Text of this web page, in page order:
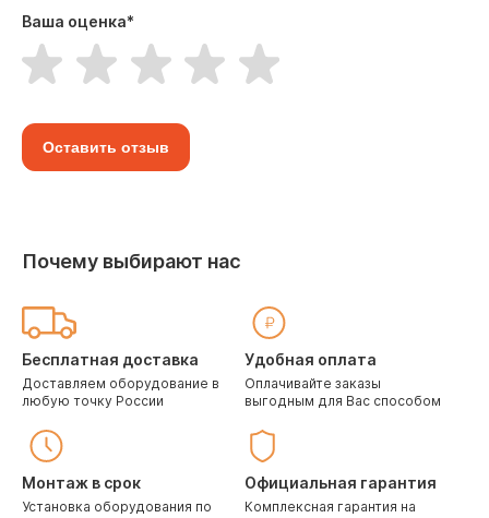
Ваша оценка*
Оставить отзыв
Почему выбирают нас
Бесплатная доставка
Доставляем оборудование в
любую точку России
Удобная оплата
Оплачивайте заказы
выгодным для Вас способом
Монтаж в срок
Установка оборудования по
Официальная гарантия
Комплексная гарантия на